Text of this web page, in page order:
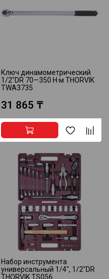
Ключ динамометрический
1/2"DR 70—350 Н·м THORVIK
TWA3735
31 865 ₸
Набор инструмента
универсальный 1/4", 1/2"DR
THORVIK TS056